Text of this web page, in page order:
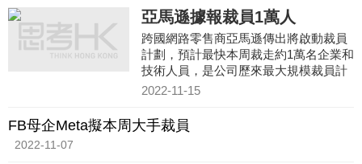
亞馬遜據報裁員1萬人
跨國網路零售商亞馬遜傳出將啟動裁員
計劃，預計最快本周裁走約1萬名企業和
技術人員，是公司歷來最大規模裁員計
劃。《紐約時報》指亞馬遜仍在決定最
2022-11-15
FB母企Meta擬本周大手裁員
2022-11-07